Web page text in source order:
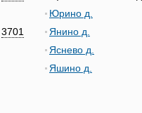
3701
Юрино д.
Янино д.
Яснево д.
Яшино д.